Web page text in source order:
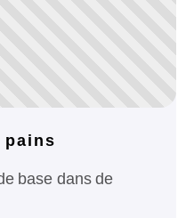
pains
base dans de